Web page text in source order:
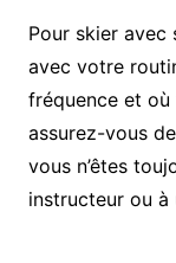
Pour skier avec
avec votre
fréquence et où
assurez-vous
vous n’êtes
instructeur ou à